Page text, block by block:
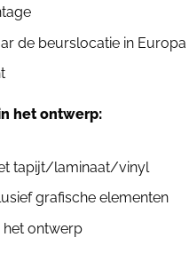
de beurslocatie in Europa
het ontwerp:
tapijt/laminaat/vinyl
grafische elementen
het ontwerp